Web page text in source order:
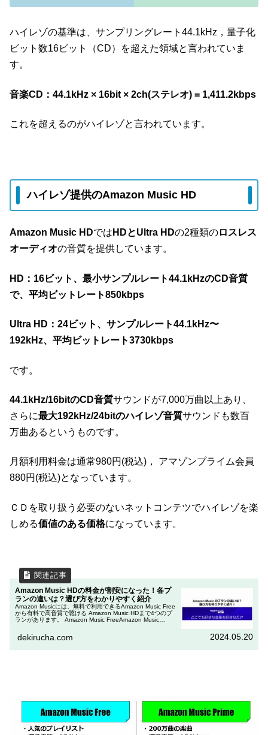
ハイレゾの基準は、サンプリングレート44.1kHz，量子化
ビット数16ビット（CD）を超えた領域と言われていま
す。
音楽CD：44.1kHz × 16bit × 2ch(ステレオ) = 1,411.2kbps
これを超えるのがハイレゾと言われています。
ハイレゾ提供のAmazon Music HD
Amazon Music HDでは HDとUltra HDの2種類のロスレス
オーディオの音質を提供しています。
HD：16ビット、最小サンプルレート44.1kHzのCD音質
で、平均ビットレート850kbps
Ultra HD：24ビット、サンプルレート44.1kHz〜
192kHz、平均ビットレート3730kbps
です。
44.1kHz/16bitのCD音質サウンドが7,000万曲以上あり、
さらに最大192kHz/24bitのハイレゾ音質サウンドも数百
万曲あるというものです。
月額利用料金は通常980円(税込)， アマゾンプライム会員
880円(税込)となっています。
ＣＤを取り扱う必要のないネットコンテツでハイレゾを楽
しめる価値のある価格になっています。
Amazon Music HDの料金が割安になった！各プ
ランの違いは？選び方をわかりやすく紹介
Amazon Musicには、無料で利用できるAmazon Music Free
から有料で高音質で聴ける Amazon Music HDまで4つのプ
ランがあります。 Amazon Music FreeAmazon Music
dekirucha.com 2024.05.20